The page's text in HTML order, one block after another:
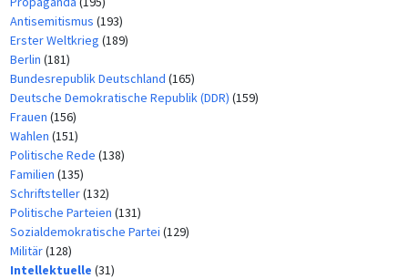
Antisemitismus (193)
Erster Weltkrieg (189)
Berlin (181)
Bundesrepublik Deutschland (165)
Deutsche Demokratische Republik (DDR) (159)
Frauen (156)
Wahlen (151)
Politische Rede (138)
Familien (135)
Schriftsteller(132)
Politische Parteien (131)
Sozialdemokratische Partei (129)
Militär(128)
Intellektuelle (31)